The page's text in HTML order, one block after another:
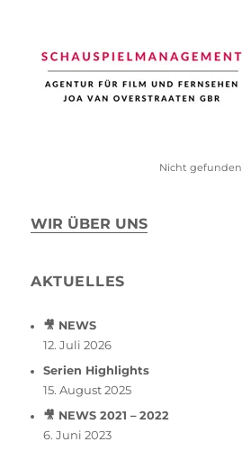
Nicht gefunden.
WIR ÜBER UNS
AKTUELLES
🎥 NEWS
12. Juli 2026
Serien Highlights
15. August 2025
🎥 NEWS 2021 – 2022
6. Juni 2023